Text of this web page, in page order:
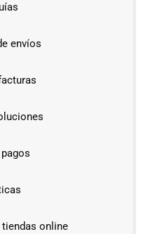
envíos
tiendas online